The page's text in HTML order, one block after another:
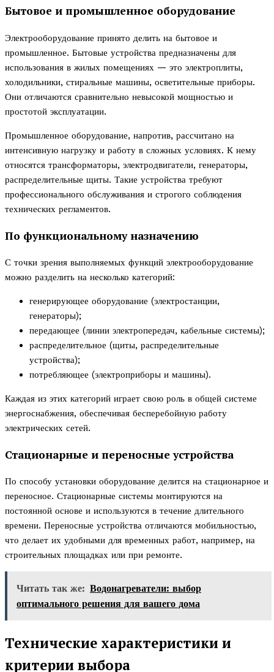
Бытовое и промышленное оборудование
Электрооборудование принято делить на бытовое и
промышленное. Бытовые устройства предназначены для
использования в жилых помещениях — это электроплиты,
холодильники, стиральные машины, осветительные приборы.
Они отличаются сравнительно невысокой мощностью и
простотой эксплуатации.
Промышленное оборудование, напротив, рассчитано на
интенсивную нагрузку и работу в сложных условиях. К нему
относятся трансформаторы, электродвигатели, генераторы,
распределительные щиты. Такие устройства требуют
профессионального обслуживания и строгого соблюдения
технических регламентов.
По функциональному назначению
С точки зрения выполняемых функций электрооборудование
можно разделить на несколько категорий:
генерирующее оборудование (электростанции,
генераторы);
передающее (линии электропередач, кабельные системы);
распределительное (щиты, распределительные
устройства);
потребляющее (электроприборы и машины).
Каждая из этих категорий играет свою роль в общей системе
энергоснабжения, обеспечивая бесперебойную работу
электрических сетей.
Стационарные и переносные устройства
По способу установки оборудование делится на стационарное и
переносное. Стационарные системы монтируются на
постоянной основе и используются в течение длительного
времени. Переносные устройства отличаются мобильностью,
что делает их удобными для временных работ, например, на
строительных площадках или при ремонте.
Читать так же: Водонагреватели: выбор
оптимального решения для вашего дома
Технические характеристики и
критерии выбора